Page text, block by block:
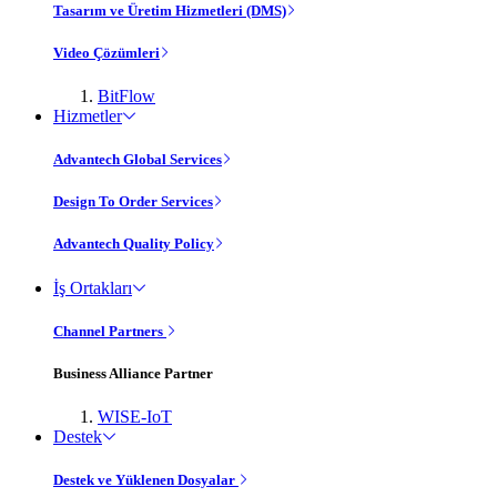
Tasarım ve Üretim Hizmetleri (DMS)
Video Çözümleri
BitFlow
Hizmetler
Advantech Global Services
Design To Order Services
Advantech Quality Policy
İş Ortakları
Channel Partners
Business Alliance Partner
WISE-IoT
Destek
Destek ve Yüklenen Dosyalar